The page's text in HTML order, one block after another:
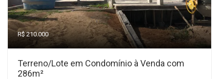
R$ 210.000
Terreno/Lote em Condomínio à Venda com
286m²